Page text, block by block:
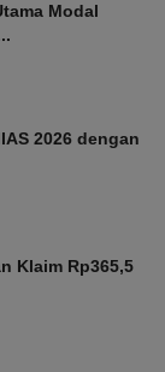
Modal
2026 dengan
Klaim Rp365,5